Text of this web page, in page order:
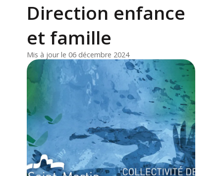
Direction enfance
et famille
Mis à jour le 06 décembre 2024